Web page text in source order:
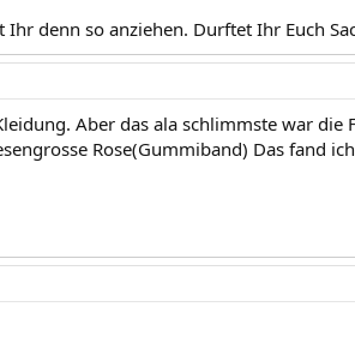
denn so anziehen. Durftet Ihr Euch
Aber das ala schlimmste war die
Rose(Gummiband) Das fand